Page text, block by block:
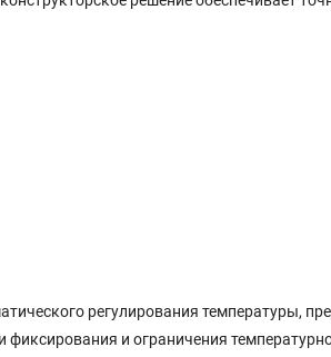
регулирования температуры,
и ограничения